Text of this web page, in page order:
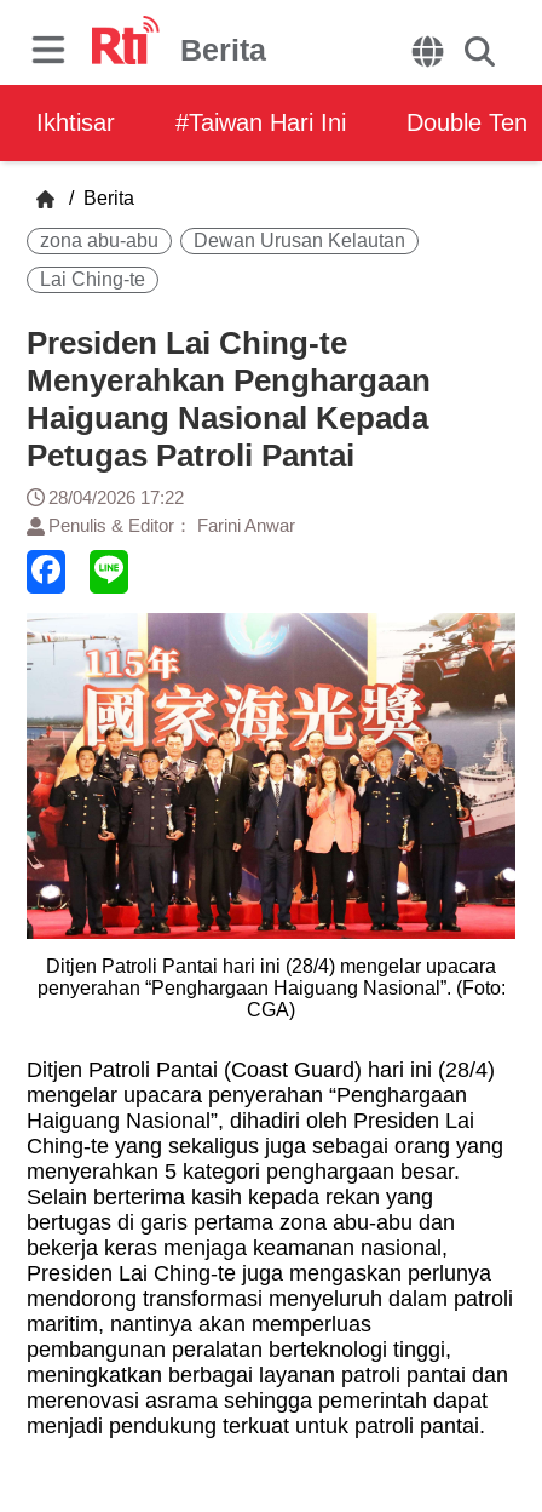
Berita
Ikhtisar #Taiwan Hari Ini Double Ten
/ Berita
zona abu-abu
Dewan Urusan Kelautan
Lai Ching-te
Presiden Lai Ching-te
Menyerahkan Penghargaan
Haiguang Nasional Kepada
Petugas Patroli Pantai
28/04/2026 17:22
Penulis & Editor： Farini Anwar
Ditjen Patroli Pantai hari ini (28/4) mengelar upacara
penyerahan “Penghargaan Haiguang Nasional”. (Foto:
CGA)
Ditjen Patroli Pantai (Coast Guard) hari ini (28/4)
mengelar upacara penyerahan “Penghargaan
Haiguang Nasional”, dihadiri oleh Presiden Lai
Ching-te yang sekaligus juga sebagai orang yang
menyerahkan 5 kategori penghargaan besar.
Selain berterima kasih kepada rekan yang
bertugas di garis pertama zona abu-abu dan
bekerja keras menjaga keamanan nasional,
Presiden Lai Ching-te juga mengaskan perlunya
mendorong transformasi menyeluruh dalam patroli
maritim, nantinya akan memperluas
pembangunan peralatan berteknologi tinggi,
meningkatkan berbagai layanan patroli pantai dan
merenovasi asrama sehingga pemerintah dapat
menjadi pendukung terkuat untuk patroli pantai.